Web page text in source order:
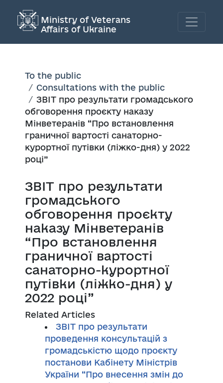
Ministry of Veterans
Affairs of Ukraine
To the public
Consultations with the public
ЗВІТ про результати громадського
обговорення проєкту наказу
Мінветеранів “Про встановлення
граничної вартості санаторно-
курортної путівки (ліжко-дня) у 2022
році”
ЗВІТ про результати
громадського
обговорення проєкту
наказу Мінветеранів
“Про встановлення
граничної вартості
санаторно-курортної
путівки (ліжко-дня) у
2022 році”
Related Articles
ЗВІТ про результати
проведення консультацій з
громадськістю щодо проєкту
постанови Кабінету Міністрів
України “Про внесення змін до